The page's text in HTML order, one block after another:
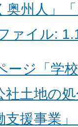
奥州人」
ァイル:
ージ「学
社土地の
支援事業